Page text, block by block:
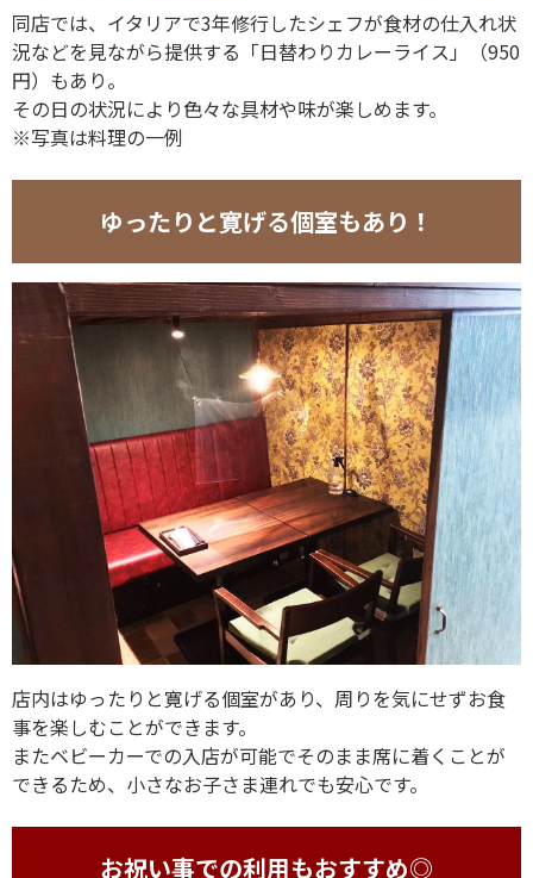
同店では、イタリアで3年修行したシェフが食材の仕入れ状
況などを見ながら提供する「日替わりカレーライス」（950
円）もあり。
その日の状況により色々な具材や味が楽しめます。
※写真は料理の一例
ゆったりと寛げる個室もあり！
店内はゆったりと寛げる個室があり、周りを気にせずお食
事を楽しむことができます。
またベビーカーでの入店が可能でそのまま席に着くことが
できるため、小さなお子さま連れでも安心です。
お祝い事での利用もおすすめ◎